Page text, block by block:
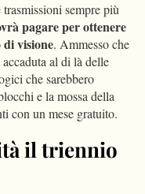
sempre più
pagare per ottenere
visione. Ammesso che
al di là delle
che sarebbero
e la mossa della
con un mese gratuito.
il triennio